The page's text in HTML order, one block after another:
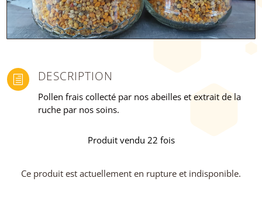
h DESCRIPTION
Pollen frais collecté par nos abeilles et extrait de la
ruche par nos soins.
Produit vendu 22 fois
Ce produit est actuellement en rupture et indisponible.